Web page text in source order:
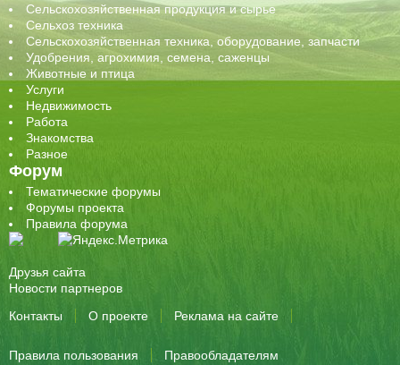
Сельскохозяйственная продукция и сырье
Сельхоз техника
Сельскохозяйственная техника, оборудование, запчасти
Удобрения, агрохимия, семена, саженцы
Животные и птица
Услуги
Недвижимость
Работа
Знакомства
Разное
Форум
Тематические форумы
Форумы проекта
Правила форума
Друзья сайта
Новости партнеров
Контакты
О проекте Реклама на сайте
Правила пользования Правообладателям